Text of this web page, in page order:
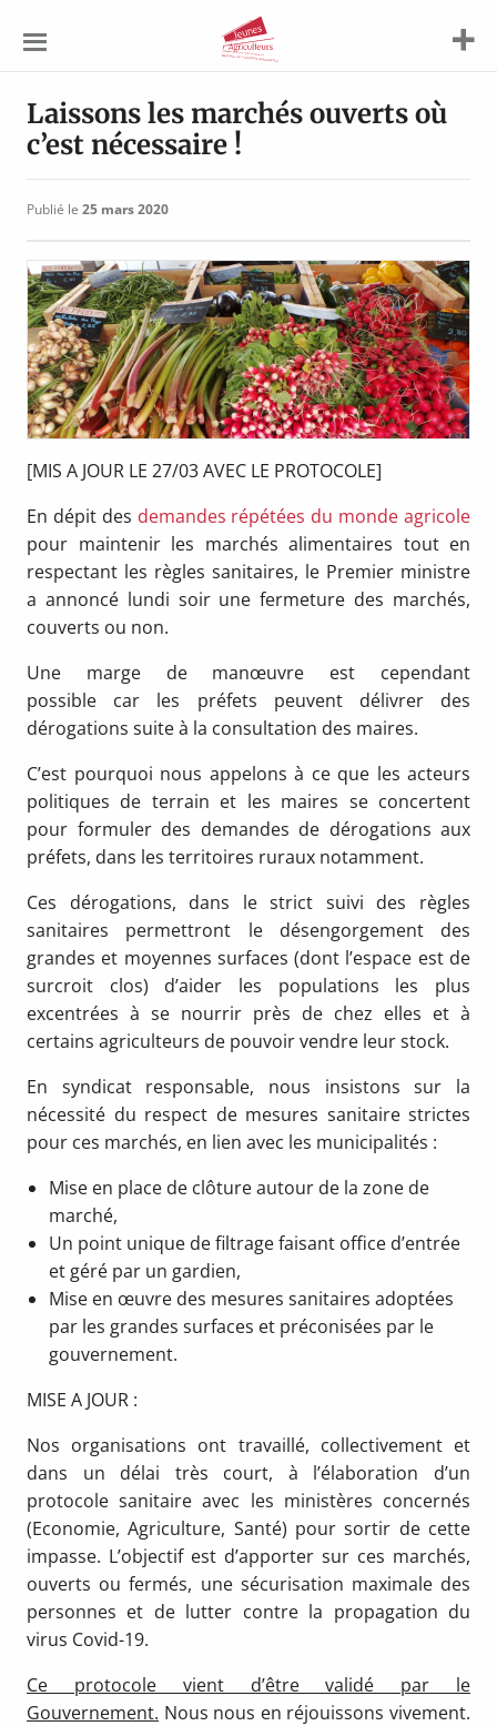
Agriculteurs
Laissons les marchés ouverts où
c’est nécessaire !
Publié le 25 mars 2020
[MIS A JOUR LE 27/03 AVEC LE PROTOCOLE]
En dépit des demandes répétées du monde agricole
pour maintenir les marchés alimentaires tout en
respectant les règles sanitaires, le Premier ministre
a annoncé lundi soir une fermeture des marchés,
couverts ou non.
Une marge de manœuvre est cependant
possible car les préfets peuvent délivrer des
dérogations suite à la consultation des maires.
C’est pourquoi nous appelons à ce que les acteurs
politiques de terrain et les maires se concertent
pour formuler des demandes de dérogations aux
préfets, dans les territoires ruraux notamment.
Ces dérogations, dans le strict suivi des règles
sanitaires permettront le désengorgement des
grandes et moyennes surfaces (dont l’espace est de
surcroit clos) d’aider les populations les plus
excentrées à se nourrir près de chez elles et à
certains agriculteurs de pouvoir vendre leur stock.
En syndicat responsable, nous insistons sur la
nécessité du respect de mesures sanitaire strictes
pour ces marchés, en lien avec les municipalités :
Mise en place de clôture autour de la zone de
marché,
Un point unique de filtrage faisant office d’entrée
et géré par un gardien,
Mise en œuvre des mesures sanitaires adoptées
par les grandes surfaces et préconisées par le
gouvernement.
MISE A JOUR :
Nos organisations ont travaillé, collectivement et
dans un délai très court, à l’élaboration d’un
protocole sanitaire avec les ministères concernés
(Economie, Agriculture, Santé) pour sortir de cette
impasse. L’objectif est d’apporter sur ces marchés,
ouverts ou fermés, une sécurisation maximale des
personnes et de lutter contre la propagation du
virus Covid-19.
Ce protocole vient d’être validé par le
Gouvernement. Nous nous en réjouissons vivement.